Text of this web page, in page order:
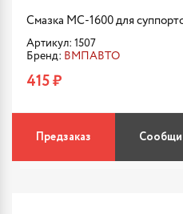
Смазка МС-1600 для
Артикул: 1507
Бренд: ВМПАВТО
415 ₽
Предзаказ